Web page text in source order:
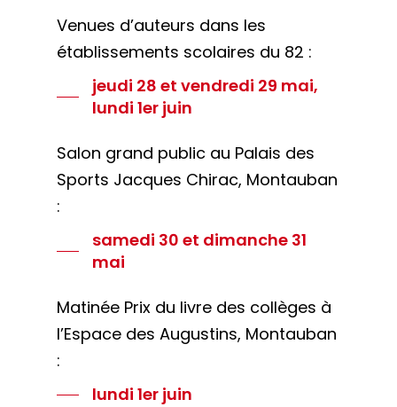
Venues d’auteurs dans les
établissements scolaires du 82 :
jeudi 28 et vendredi 29 mai,
lundi 1er juin
Salon grand public au Palais des
Sports Jacques Chirac, Montauban
:
samedi 30 et dimanche 31
mai
Matinée Prix du livre des collèges à
l’Espace des Augustins, Montauban
:
lundi 1er juin